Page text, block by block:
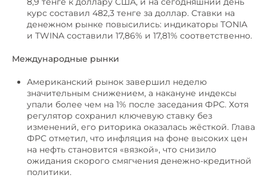
курс составил 482,3 тенге за доллар. Ставки на
денежном рынке повысились: индикаторы TONIA
и TWINA составили 17,86% и 17,81% соответственно.
Международные рынки
Американский рынок завершил неделю
значительным снижением, а накануне индексы
упали более чем на 1% после заседания ФРС. Хотя
регулятор сохранил ключевую ставку без
изменений, его риторика оказалась жёсткой. Глава
ФРС отметил, что инфляция на фоне высоких цен
на нефть становится «вязкой», что снизило
ожидания скорого смягчения денежно-кредитной
политики.